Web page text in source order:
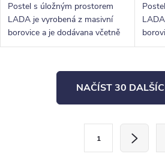
Postel s úložným prostorem
LADA je vyrobená z masivní
borovice a je dodávana včetně
kvalitních lamelových roštů s
jsme pro vás důkladně
130
NAČÍST 30
1